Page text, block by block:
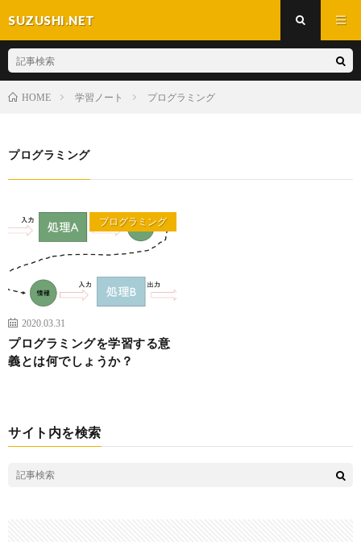
SUZUSHI.NET
HOME 学習ノート プログラミング
プログラミング
プログラミング
2020.03.31
プログラミングを学習する意
義とは何でしょうか？
サイト内を検索